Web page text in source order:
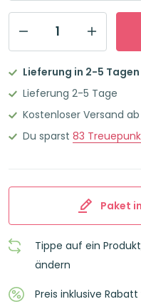
Menge
Lieferung in 2-5 Tagen
Lieferung 2-5 Tage
Kostenloser Versand
Du sparst 83
Paket
Tippe auf ein
ändern
Preis inklusive